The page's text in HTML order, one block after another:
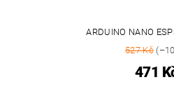
ARDUINO NANO
527 Kč
471